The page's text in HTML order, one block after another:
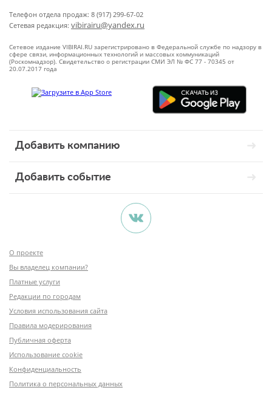
Телефон отдела продаж: 8 (917) 299-67-02
Сетевая редакция: vibirairu@yandex.ru
Сетевое издание VIBIRAI.RU зарегистрировано в Федеральной службе по надзору в
сфере связи, информационных технологий и массовых коммуникаций
(Роскомнадзор). Свидетельство о регистрации СМИ ЭЛ № ФС 77 - 70345 от
20.07.2017 года
Добавить компанию
Добавить событие
О проекте
Вы владелец компании?
Платные услуги
Редакции по городам
Условия использования сайта
Правила модерирования
Публичная оферта
Использование cookie
Конфиденциальность
Политика о персональных данных